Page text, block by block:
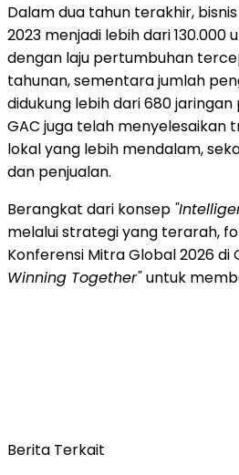
Dalam dua tahun terakhir,
2023 menjadi lebih dari
dengan laju pertumbuhan
tahunan, sementara jumlah
didukung lebih dari 680
GAC juga telah
lokal yang lebih mendalam,
dan penjualan.
Berangkat dari konsep
melalui strategi yang terarah,
Konferensi Mitra Global 2026
Winning Together"untuk
Berita Terkait